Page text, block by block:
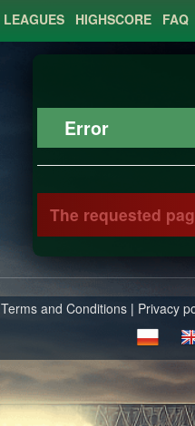
LEAGUES HIGHSCORE FAQ
Error
The requested
Terms and Conditions| Privacy